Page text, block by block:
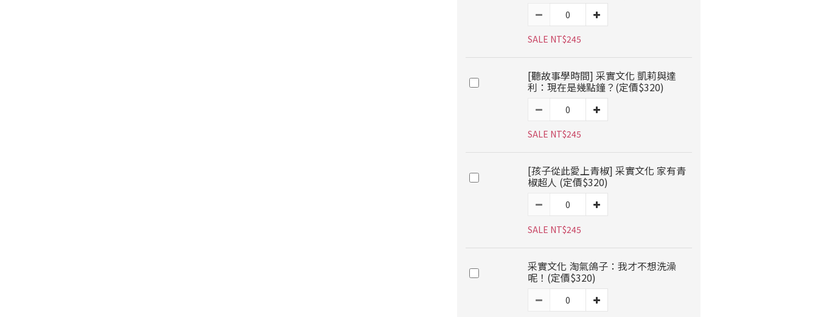
SALE NT$245
[聽故事學時間] 采實文化 凱莉與達
利：現在是幾點鐘？(定價$320)
SALE NT$245
[孩子從此愛上青椒] 采實文化 家有青
椒超人 (定價$320)
SALE NT$245
采實文化 淘氣鴿子：我才不想洗澡
呢！(定價$320)